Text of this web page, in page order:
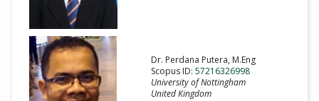
Dr. Perdana Putera, M.Eng
Scopus ID: 57216326998
University of Nottingham
United Kingdom